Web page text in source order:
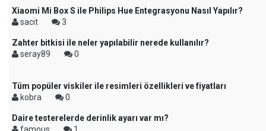
Xiaomi Mi Box S ile Philips Hue Entegrasyonu Nasıl Yapılır?
sacit
3
Zahter bitkisi ile neler yapılabilir nerede kullanılır?
seray89
0
Tüm popüler viskiler ile resimleri özellikleri ve fiyatları
kobra
0
Daire testerelerde derinlik ayarı var mı?